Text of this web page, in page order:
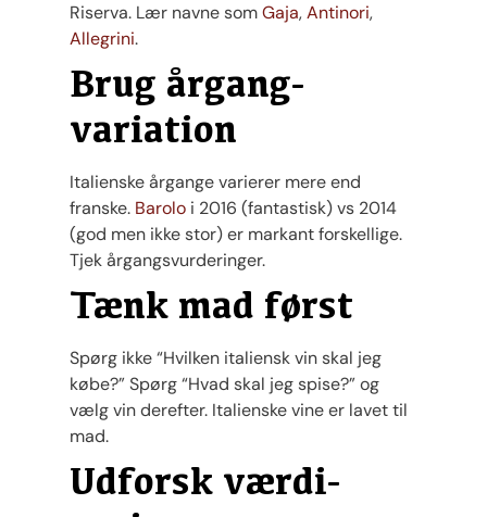
Riserva. Lær navne somGaja,Antinori,
Allegrini.
Brug årgang-
variation
Italienske årgange varierer mere end
franske. Barolo i 2016 (fantastisk) vs 2014
(god men ikke stor) er markant forskellige.
Tjek årgangsvurderinger.
Tænk mad først
Spørg ikke “Hvilken italiensk vin skal jeg
købe?” Spørg “Hvad skal jeg spise?” og
vælg vin derefter. Italienske vine er lavet til
mad.
Udforsk værdi-